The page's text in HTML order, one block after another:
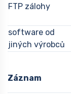
FTP zálohy
software od
jiných výrobců
Záznam